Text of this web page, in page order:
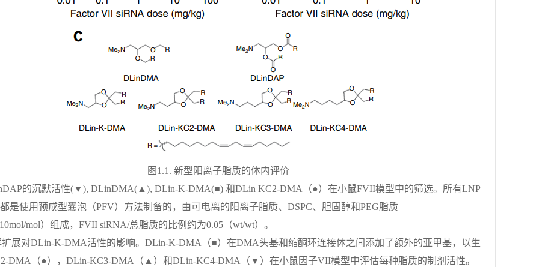
图1.1. 新型阳离子脂质的体内评价
的沉默活性(▼), DLinDMA(▲), DLin-K-DMA(■) 和DLin KC2-DMA（●）在小鼠FVII模型中的筛选。所有LNP
是使用预成型囊泡（PFV）方法制备的，由可电离的阳离子脂质、DSPC、胆固醇和PEG脂质
mol）组成，FVII siRNA/总脂质的比例约为0.05（wt/wt）。
扩展对DLin-K-DMA活性的影响。DLin-K-DMA（■）在DMA头基和缩酮环连接体之间添加了额外的亚甲基，以生
DMA（●），DLin-KC3-DMA（▲）和DLin-KC4-DMA（▼）在小鼠因子VII模型中评估每种脂质的制剂活性。